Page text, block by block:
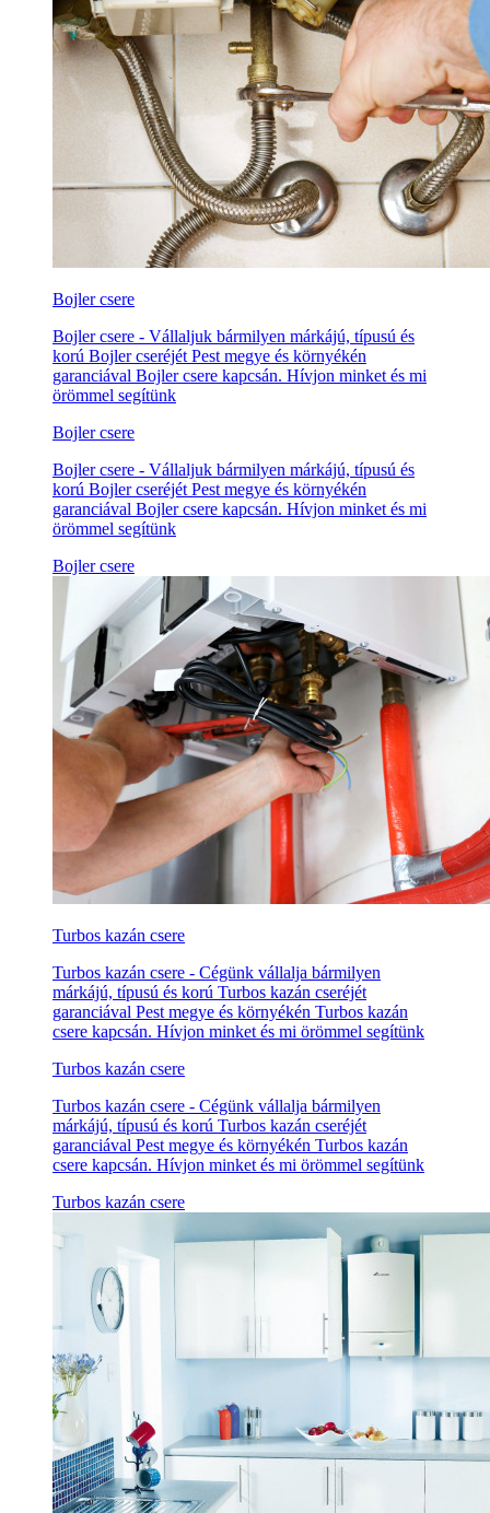
Bojler csere
Bojler csere - Vállaljuk bármilyen márkájú, típusú és
korú Bojler cseréjét Pest megye és környékén
garanciával Bojler csere kapcsán. Hívjon minket és mi
örömmel segítünk
Bojler csere
Bojler csere - Vállaljuk bármilyen márkájú, típusú és
korú Bojler cseréjét Pest megye és környékén
garanciával Bojler csere kapcsán. Hívjon minket és mi
örömmel segítünk
Bojler csere
Turbos kazán csere
Turbos kazán csere - Cégünk vállalja bármilyen
márkájú, típusú és korú Turbos kazán cseréjét
garanciával Pest megye és környékén Turbos kazán
csere kapcsán. Hívjon minket és mi örömmel segítünk
Turbos kazán csere
Turbos kazán csere - Cégünk vállalja bármilyen
márkájú, típusú és korú Turbos kazán cseréjét
garanciával Pest megye és környékén Turbos kazán
csere kapcsán. Hívjon minket és mi örömmel segítünk
Turbos kazán csere